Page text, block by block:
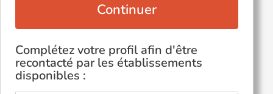
Continuer
Complétez votre profil afin d'être
recontacté par les établissements
disponibles :